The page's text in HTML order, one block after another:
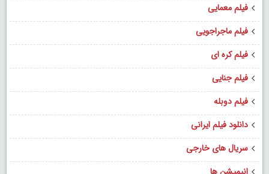
فیلم معمایی
فیلم ماجراجویی
فیلم کره ای
فیلم جنایی
فیلم دوبله
دانلود فیلم ایرانی
سریال های خارجی